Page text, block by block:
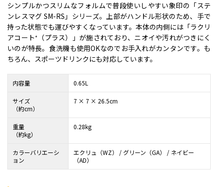
シンプルかつスリムなフォルムで普段使いしやすい象印の「ステ
ンレスマグ SM-RS」シリーズ。上部がハンドル形状のため、手で
持った状態でも運びやすくなっています。本体の内側には「ラクリ
アコート⁺（プラス）」が施されており、ニオイや汚れがつきにく
いのが特長。食洗機も使用OKなのでお手入れがカンタンです。も
ちろん、スポーツドリンクにも対応しています。
内容量 0.65L
サイズ
（約cm）
7 × 7 × 26.5cm
重量
（約kg）
0.28kg
カラーバリエーシ
ョン
エクリュ（WZ） / グリーン（GA） / ネイビー
（AD）